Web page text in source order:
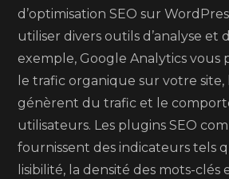
d’optimisation SEO sur
utiliser divers outils d’analyse et
exemple, Google Analytics vous
le trafic organique sur votre site,
génèrent du trafic et le
utilisateurs. Les plugins SEO
fournissent des indicateurs tels
lisibilité, la densité des mots-clés